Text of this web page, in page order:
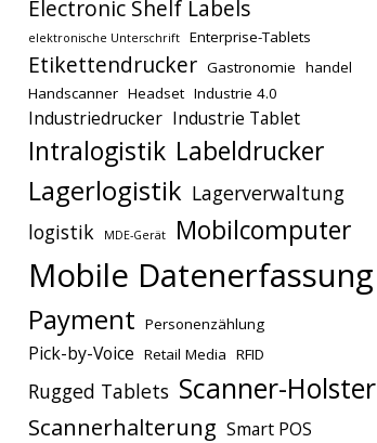
Electronic Shelf Labels
elektronische Unterschrift Enterprise-Tablets
Etikettendrucker Gastronomie handel
Handscanner Headset Industrie 4.0
Industriedrucker Industrie Tablet
Intralogistik Labeldrucker
Lagerlogistik Lagerverwaltung
logistik
MDE-Gerät Mobilcomputer
Mobile Datenerfassung
Payment Personenzählung
Pick-by-Voice Retail Media RFID
Rugged Tablets Scanner-Holster
Scannerhalterung Smart POS